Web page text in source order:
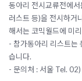
동아리 전시교류전에
러스트 등)을 전시하거
해서는 코믹월드에 미
- 참가동아리 리스트는
습니다.
- 문의처 : 서울 Tel.